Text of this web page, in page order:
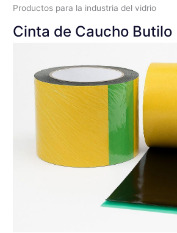
Productos para la industria del vidrio
Cinta de Caucho Butilo